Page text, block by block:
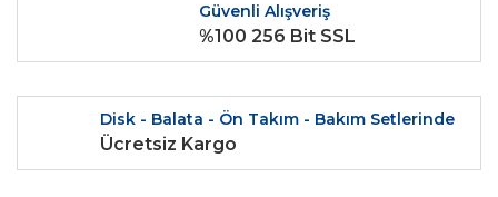
Bu ürüne benzer farklı alternatifler olmalı.
Gönder
Güvenli Alışveriş
%100 256 Bit SSL
Disk - Balata - Ön Takım - Bakım Setlerinde
Ücretsiz Kargo